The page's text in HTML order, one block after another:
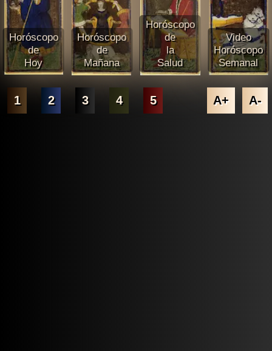
Horóscopo
de
Hoy
Horóscopo
de
Mañana
Horóscopo
de
la
Salud
Video
Horóscopo
Semanal
1 2 3 4 5 A+ A-